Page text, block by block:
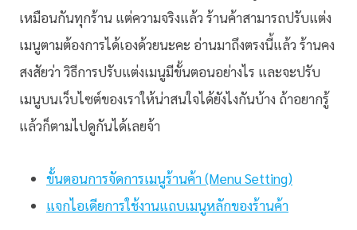
เหมือนกันทุกร้าน แต่ความจริงแล้ว ร้านค้าสามารถปรับแต่ง
เมนูตามต้องการได้เองด้วยนะคะ อ่านมาถึงตรงนี้แล้ว ร้านคง
สงสัยว่า วิธีการปรับแต่งเมนูมีขั้นตอนอย่างไร และจะปรับ
เมนูบนเว็บไซต์ของเราให้น่าสนใจได้ยังไงกันบ้าง ถ้าอยากรู้
แล้วก็ตามไปดูกันได้เลยจ้า
ขั้นตอนการจัดการเมนูร้านค้า (Menu Setting)
แจกไอเดียการใช้งานแถบเมนูหลักของร้านค้า